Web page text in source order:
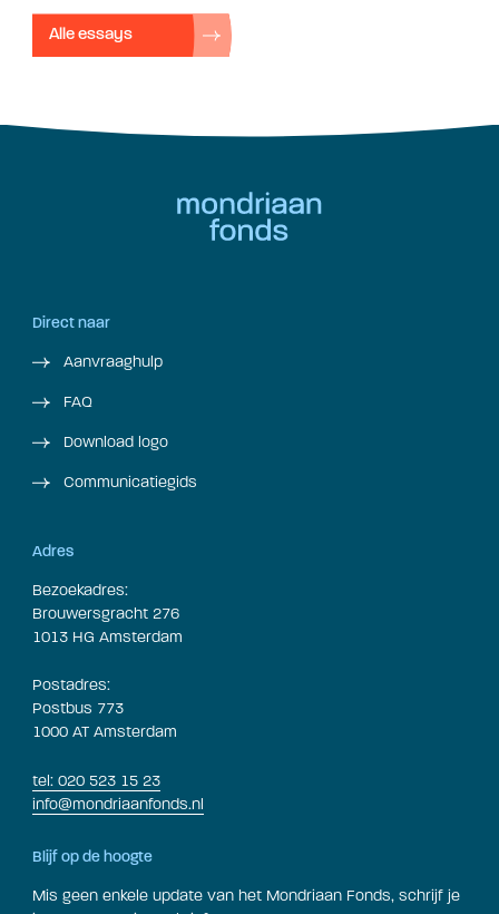
Alle essays
Direct naar
Aanvraaghulp
FAQ
Download logo
Communicatiegids
Adres
Bezoekadres:
Brouwersgracht 276
1013 HG Amsterdam
Postadres:
Postbus 773
1000 AT Amsterdam
tel: 020 523 15 23
info@mondriaanfonds.nl
Blijf op de hoogte
Mis geen enkele update van het Mondriaan Fonds, schrijf je